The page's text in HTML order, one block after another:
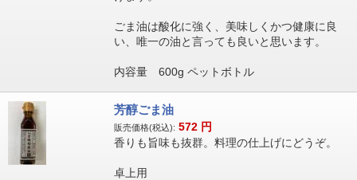
ごま油は酸化に強く、美味しくかつ健康に良
い、唯一の油と言っても良いと思います。
内容量 600g ペットボトル
芳醇ごま油
販売価格(税込): 572 円
香りも旨味も抜群。料理の仕上げにどうぞ。
卓上用